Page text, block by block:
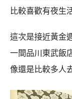
比較喜歡有夜生
這次是接近黃金
一間品川東武飯
像還是比較多人